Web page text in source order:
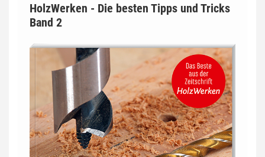
HolzWerken - Die besten Tipps und Tricks
Band 2